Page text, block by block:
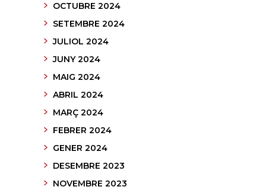
OCTUBRE 2024
SETEMBRE 2024
JULIOL 2024
JUNY 2024
MAIG 2024
ABRIL 2024
MARÇ 2024
FEBRER 2024
GENER 2024
DESEMBRE 2023
NOVEMBRE 2023